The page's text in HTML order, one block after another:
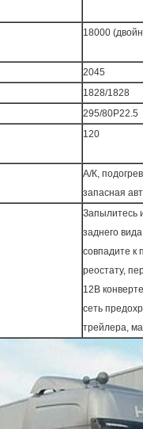
18000
2045
1828/1828
295/80Р22.5
120
А/К,
запасная
Запылитесь
заднего
совпадите к
реостату,
12В
сеть
трейлера,